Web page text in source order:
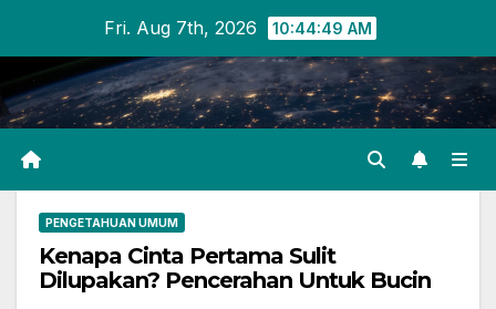
content
Fri. Aug 7th, 2026 10:44:49 AM
PENGETAHUAN UMUM
Kenapa Cinta Pertama Sulit
Dilupakan? Pencerahan Untuk Bucin